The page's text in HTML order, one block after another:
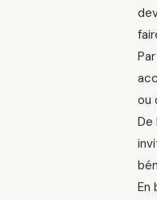
ou
De
En